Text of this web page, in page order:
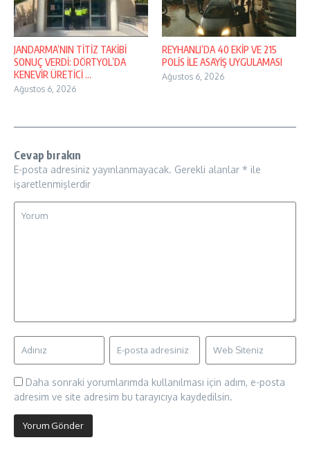
JANDARMA’NIN TİTİZ TAKİBİ
SONUÇ VERDİ: DÖRTYOL’DA
KENEVİR ÜRETİCİ ...
Ağustos 6, 2026
REYHANLI’DA 40 EKİP VE 215
POLİS İLE ASAYİŞ UYGULAMASI
Ağustos 6, 2026
Cevap bırakın
E-posta adresiniz yayınlanmayacak. Gerekli alanlar * ile
işaretlenmişlerdir
Daha sonraki yorumlarımda kullanılması için adım, e-posta
adresim ve site adresim bu tarayıcıya kaydedilsin.